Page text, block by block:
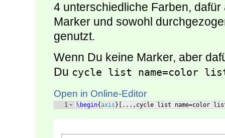
4 unterschiedliche Farben,
Marker und sowohl
genutzt.
Wenn Du keine Marker, aber
Du cycle list name=color
Open in Online-Editor
1 \begin{axis } ...,cycle list name=color